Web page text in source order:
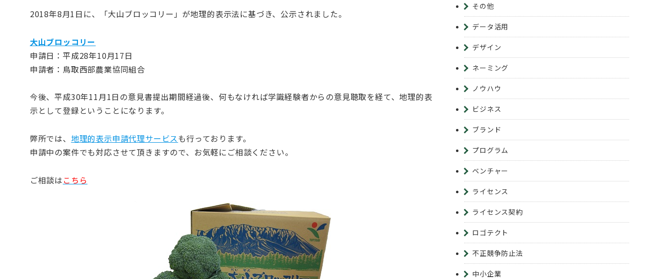
2018年8月1日に、「大山ブロッコリー」が地理的表示法に基づき、公示されました。
大山ブロッコリー
申請日：平成28年10月17日
申請者：鳥取西部農業協同組合
今後、平成30年11月1日の意見書提出期間経過後、何もなければ学識経験者からの意見聴取を経て、地理的表
示として登録ということになります。
弊所では、 地理的表示申請代理サービスも行っております。
申請中の案件でも対応させて頂きますので、お気軽にご相談ください。
ご相談はこちら
その他
データ活用
デザイン
ネーミング
ノウハウ
ビジネス
ブランド
プログラム
ベンチャー
ライセンス
ライセンス契約
ロゴテクト
不正競争防止法
中小企業